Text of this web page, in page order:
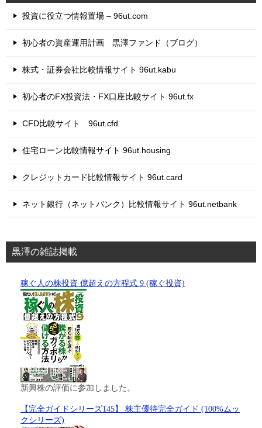
投資に役立つ情報置場 – 96ut.com
初心者の資産運用計画 黒澤ファンド（ブログ）
株式・証券会社比較情報サイト 96ut.kabu
初心者のFX投資法・FX口座比較サイト 96ut.fx
CFD比較サイト 96ut.cfd
住宅ローン比較情報サイト 96ut.housing
クレジットカード比較情報サイト 96ut.card
ネット銀行（ネットバンク）比較情報サイト 96ut.netbank
黒澤の雑誌掲載
稼ぐ人の株投資 億超えの方程式 9 (稼ぐ投資)
新興株の評価に参加しました。
【完全ガイドシリーズ145】 株主優待完全ガイド (100%ムッ
クシリーズ)